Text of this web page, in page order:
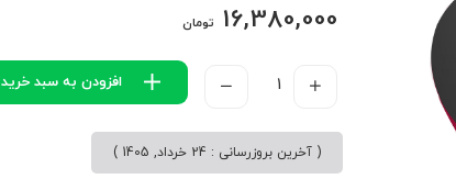
16,380,000 تومان
افزودن به سبد خرید
( آخرین بروزرسانی : 24 خرداد, 1405 )